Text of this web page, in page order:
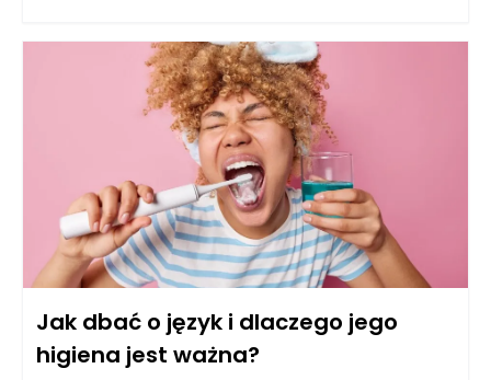
modyfikacji genetycznych komórek nowotworowych, co w
efekcie może zmniejszać potrzebę stosowania tradycyjnych
terapii, takich jak chemioterapia. Decyzje podejmowane w
kontekście onkologii w Warszawie często uwzględniają
możliwości podejścia do leczenia, które są bardziej precyzyjne
i zindywidualizowane. Dzięki temu leczenie onkologiczne w
Warszawie staje się bardziej skuteczne, a zarazem mniej
obciążające dla pacjentów. Rozwój wiedzy oraz innowacyjne
podejścia są kluczowe w walce z nowotworami, co pomaga
osiągać lepsze wyniki terapeutyczne przy mniejszych
skutkach ubocznych.
Jak dbać o język i dlaczego jego
higiena jest ważna?